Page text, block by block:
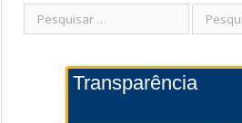
Transparência